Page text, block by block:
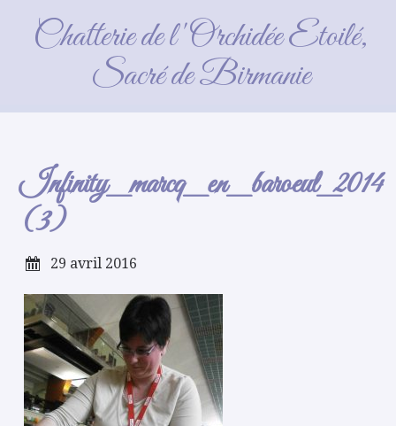
Chatterie de l'Orchidée Etoilé,
Sacré de Birmanie
Infinity_marcq_en_baroeul_2014
(3)
Infinity_marcq_en_baroeul_2014
(3)
29 avril 2016